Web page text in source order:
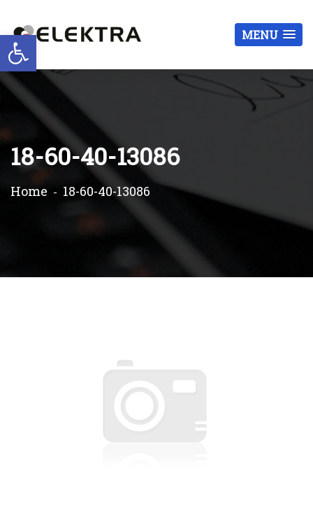
Otwórz pasek narzędzi MENU
18-60-40-13086
Home 18-60-40-13086